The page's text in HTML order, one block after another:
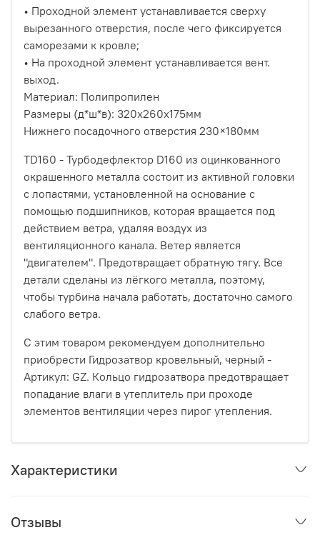
• Проходной элемент устанавливается сверху
вырезанного отверстия, после чего фиксируется
саморезами к кровле;
• На проходной элемент устанавливается вент.
выход.
Материал: Полипропилен
Размеры (д*ш*в): 320х260х175мм
Нижнего посадочного отверстия 230×180мм
TD160 - Турбодефлектор D160 из оцинкованного
окрашенного металла состоит из активной головки
с лопастями, установленной на основание с
помощью подшипников, которая вращается под
действием ветра, удаляя воздух из
вентиляционного канала. Ветер является
"двигателем". Предотвращает обратную тягу. Все
детали сделаны из лёгкого металла, поэтому,
чтобы турбина начала работать, достаточно самого
слабого ветра.
С этим товаром рекомендуем дополнительно
приобрести Гидрозатвор кровельный, черный -
Артикул: GZ. Кольцо гидрозатвора предотвращает
попадание влаги в утеплитель при проходе
элементов вентиляции через пирог утепления.
Характеристики
Отзывы